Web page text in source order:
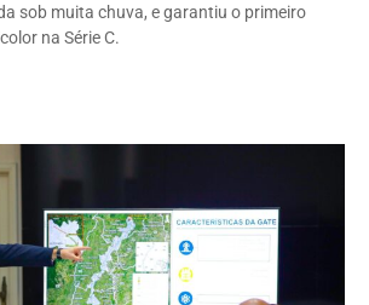
sob muita chuva, e garantiu o primeiro
na Série C.